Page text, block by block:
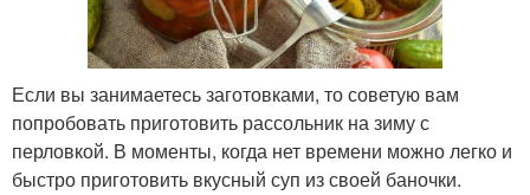
Если вы занимаетесь заготовками, то советую вам
попробовать приготовить рассольник на зиму с
перловкой. В моменты, когда нет времени можно легко и
быстро приготовить вкусный суп из своей баночки.